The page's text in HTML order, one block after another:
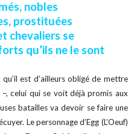
nobles
prostituées
chevaliers se
qu’ils ne le sont
est d’ailleurs obligé de mettre
celui qui se voit déjà promis aux
batailles va devoir se faire une
Le personnage d’Egg (L’Oeuf)